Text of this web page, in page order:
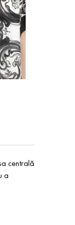
centrală
a